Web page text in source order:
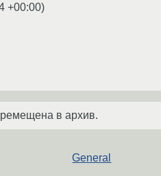
+00:00)
в архив.
General